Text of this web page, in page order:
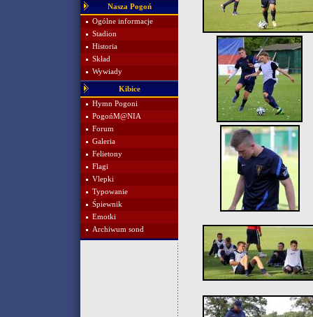
Nasza Pogoń
Ogólne informacje
Stadion
Historia
Skład
Wywiady
Kibice
Hymn Pogoni
PogońM@NIA
Forum
Galeria
Felietony
Flagi
Vlepki
Typowanie
Śpiewnik
Emotki
Archiwum sond